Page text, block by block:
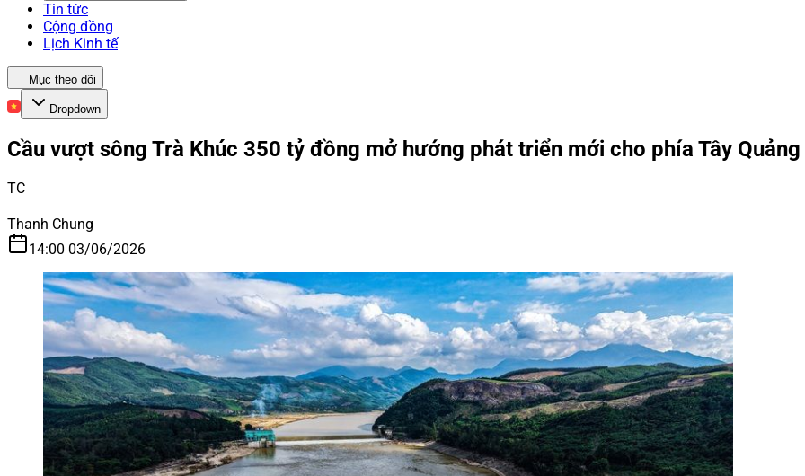
Tin tức
Cộng đồng
Lịch Kinh tế
Mục theo dõi
Dropdown
Cầu vượt sông Trà Khúc 350 tỷ đồng mở hướng phát triển mới cho phía Tây
TC
Thanh Chung
14:00 03/06/2026